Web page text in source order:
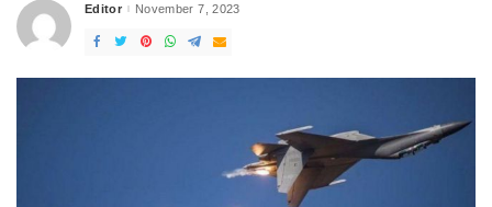
Posted
Editor November 7, 2023